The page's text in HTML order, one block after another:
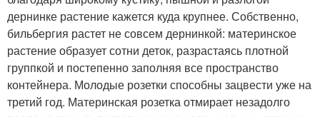
дернинке растение кажется куда крупнее. Собственно,
бильбергия растет не совсем дернинкой: материнское
растение образует сотни деток, разрастаясь плотной
группкой и постепенно заполняя все пространство
контейнера. Молодые розетки способны зацвести уже на
третий год. Материнская розетка отмирает незадолго